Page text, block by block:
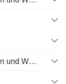
Geschäftssegmente - Abschreibungen und Wertminderungen